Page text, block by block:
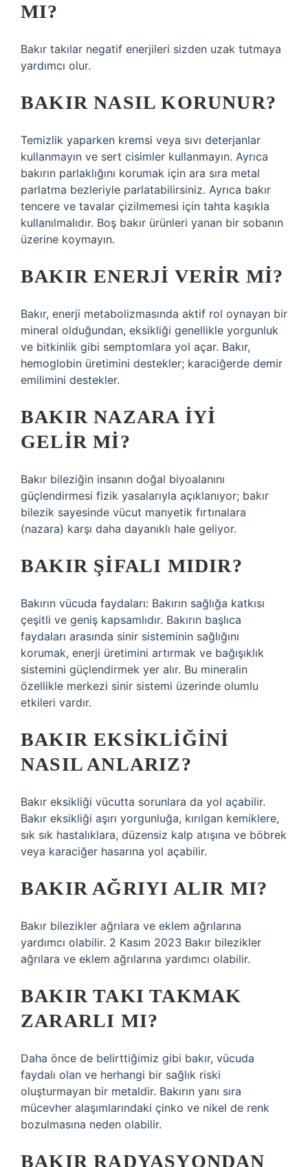
MI?
Bakır takılar negatif enerjileri sizden uzak tutmaya
yardımcı olur.
BAKIR NASIL KORUNUR?
Temizlik yaparken kremsi veya sıvı deterjanlar
kullanmayın ve sert cisimler kullanmayın. Ayrıca
bakırın parlaklığını korumak için ara sıra metal
parlatma bezleriyle parlatabilirsiniz. Ayrıca bakır
tencere ve tavalar çizilmemesi için tahta kaşıkla
kullanılmalıdır. Boş bakır ürünleri yanan bir sobanın
üzerine koymayın.
BAKIR ENERJI VERIR MI?
Bakır, enerji metabolizmasında aktif rol oynayan bir
mineral olduğundan, eksikliği genellikle yorgunluk
ve bitkinlik gibi semptomlara yol açar. Bakır,
hemoglobin üretimini destekler; karaciğerde demir
emilimini destekler.
BAKIR NAZARA IYI
GELIR MI?
Bakır bileziğin insanın doğal biyoalanını
güçlendirmesi fizik yasalarıyla açıklanıyor; bakır
bilezik sayesinde vücut manyetik fırtınalara
(nazara) karşı daha dayanıklı hale geliyor.
BAKIR ŞIFALI MIDIR?
Bakırın vücuda faydaları: Bakırın sağlığa katkısı
çeşitli ve geniş kapsamlıdır. Bakırın başlıca
faydaları arasında sinir sisteminin sağlığını
korumak, enerji üretimini artırmak ve bağışıklık
sistemini güçlendirmek yer alır. Bu mineralin
özellikle merkezi sinir sistemi üzerinde olumlu
etkileri vardır.
BAKIR EKSIKLIĞINI
NASIL ANLARIZ?
Bakır eksikliği vücutta sorunlara da yol açabilir.
Bakır eksikliği aşırı yorgunluğa, kırılgan kemiklere,
sık sık hastalıklara, düzensiz kalp atışına ve böbrek
veya karaciğer hasarına yol açabilir.
BAKIR AĞRIYI ALIR MI?
Bakır bilezikler ağrılara ve eklem ağrılarına
yardımcı olabilir. 2 Kasım 2023 Bakır bilezikler
ağrılara ve eklem ağrılarına yardımcı olabilir.
BAKIR TAKI TAKMAK
ZARARLI MI?
Daha önce de belirttiğimiz gibi bakır, vücuda
faydalı olan ve herhangi bir sağlık riski
oluşturmayan bir metaldir. Bakırın yanı sıra
mücevher alaşımlarındaki çinko ve nikel de renk
bozulmasına neden olabilir.
BAKIR RADYASYONDAN